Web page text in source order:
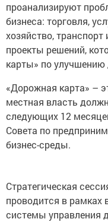
проанализируют
бизнеса: торговля,
хозяйство,
проекты решений,
карты» по улучшению
«Дорожная карта» –
местная власть
следующих 12
Совета по
бизнес-среды.
Стратегическая
проводится в рамках
системы управления